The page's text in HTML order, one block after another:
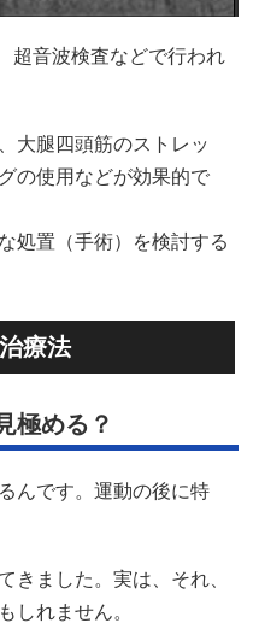
超音波検査などで行われ
大腿四頭筋のストレッ
の使用などが効果的で
処置（手術）を検討する
療法
極める？
んです。運動の後に特
きました。​実は、それ、
しれません。​